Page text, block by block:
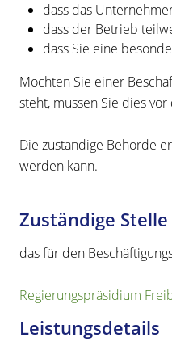
dass das
dass der Betrieb
dass Sie eine
Möchten Sie einer
steht, müssen Sie dies
Die zuständige Behörde
werden kann.
Zuständige Stelle
das für den
Regierungspräsidium
Leistungsdetails